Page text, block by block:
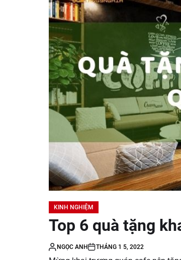
KINH NGHIỆM
Top 6 quà tặng
NGỌC ANH THÁNG 1 5, 2022